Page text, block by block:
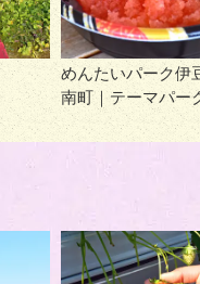
めんたいパーク伊
南町｜テーマパー